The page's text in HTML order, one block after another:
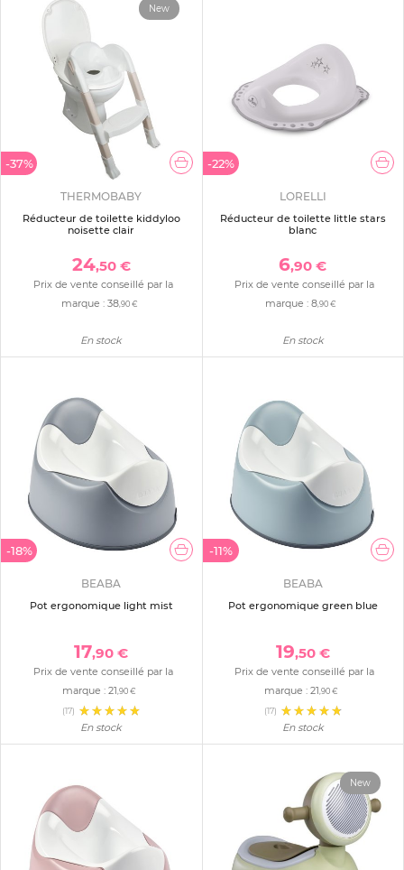
-37%
New
THERMOBABY
Réducteur de toilette kiddyloo
noisette clair
24,50 €
Prix de vente conseillé par la
marque : 38,90 €
En stock
-22%
LORELLI
Réducteur de toilette little stars
blanc
6,90 €
Prix de vente conseillé par la
marque :8 ,90 €
En stock
-18%
BEABA
Pot ergonomique light mist
17,90 €
Prix de vente conseillé par la
marque :21 ,90 €
(17)
En stock
-11%
BEABA
Pot ergonomique green blue
19,50 €
Prix de vente conseillé par la
marque : 21 ,90 €
(17)
En stock
New